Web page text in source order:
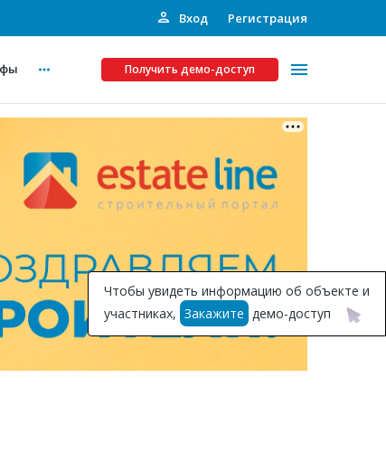
Вход Регистрация
Получить демо-доступ
Платные услуги
Рекламодателям
Инвестпроекты
Подписка на Базу
Чтобы увидеть информацию об объекте и
участниках, Закажите демо-доступ